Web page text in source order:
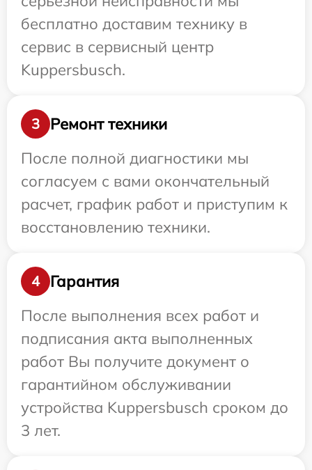
бесплатно доставим технику в
сервис в сервисный центр
Kuppersbusch.
3
Ремонт техники
После полной диагностики мы
согласуем с вами окончательный
расчет, график работ и приступим к
восстановлению техники.
4
Гарантия
После выполнения всех работ и
подписания акта выполненных
работ Вы получите документ о
гарантийном обслуживании
устройства Kuppersbusch сроком до
3 лет.